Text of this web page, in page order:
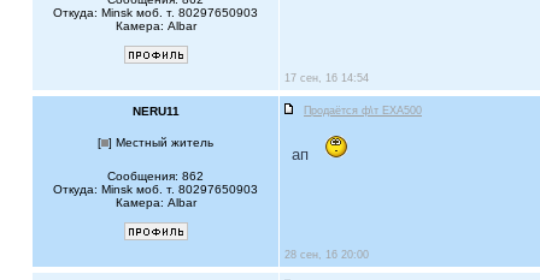
Откуда: Minsk моб. т. 80297650903
Камера: Albar
17 сен, 16 14:54
NERU11 Продаётся ф\т EXA500
[ ] Местный житель
Сообщения: 862
Откуда: Minsk моб. т. 80297650903
Камера: Albar
ап
28 сен, 16 20:00